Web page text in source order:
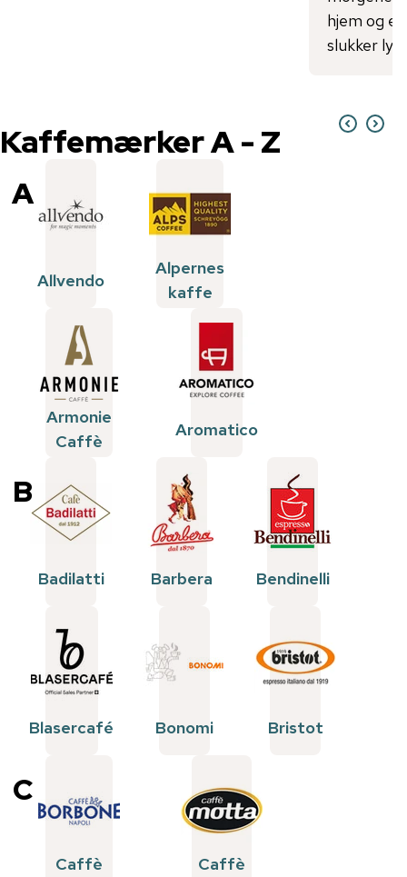
hjem og
slukker
KaffemærkerA - Z
A
Allvendo
Alpernes
kaffe
Armonie
Caffè
Aromatico
B
Badilatti Barbera Bendinelli
Blasercafé Bonomi Bristot
C
Caffè
Caffè